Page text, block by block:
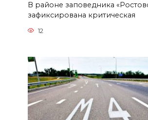
В районе заповедника
зафиксирована критическая
12